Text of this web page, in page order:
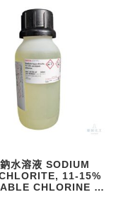
水溶液 SODIUM
11-15%
CHLORINE ｜